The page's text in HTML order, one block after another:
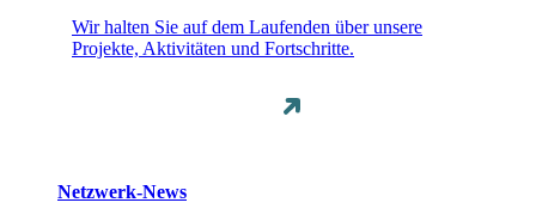
Wir halten Sie auf dem Laufenden über unsere
Projekte, Aktivitäten und Fortschritte.
Netzwerk-News